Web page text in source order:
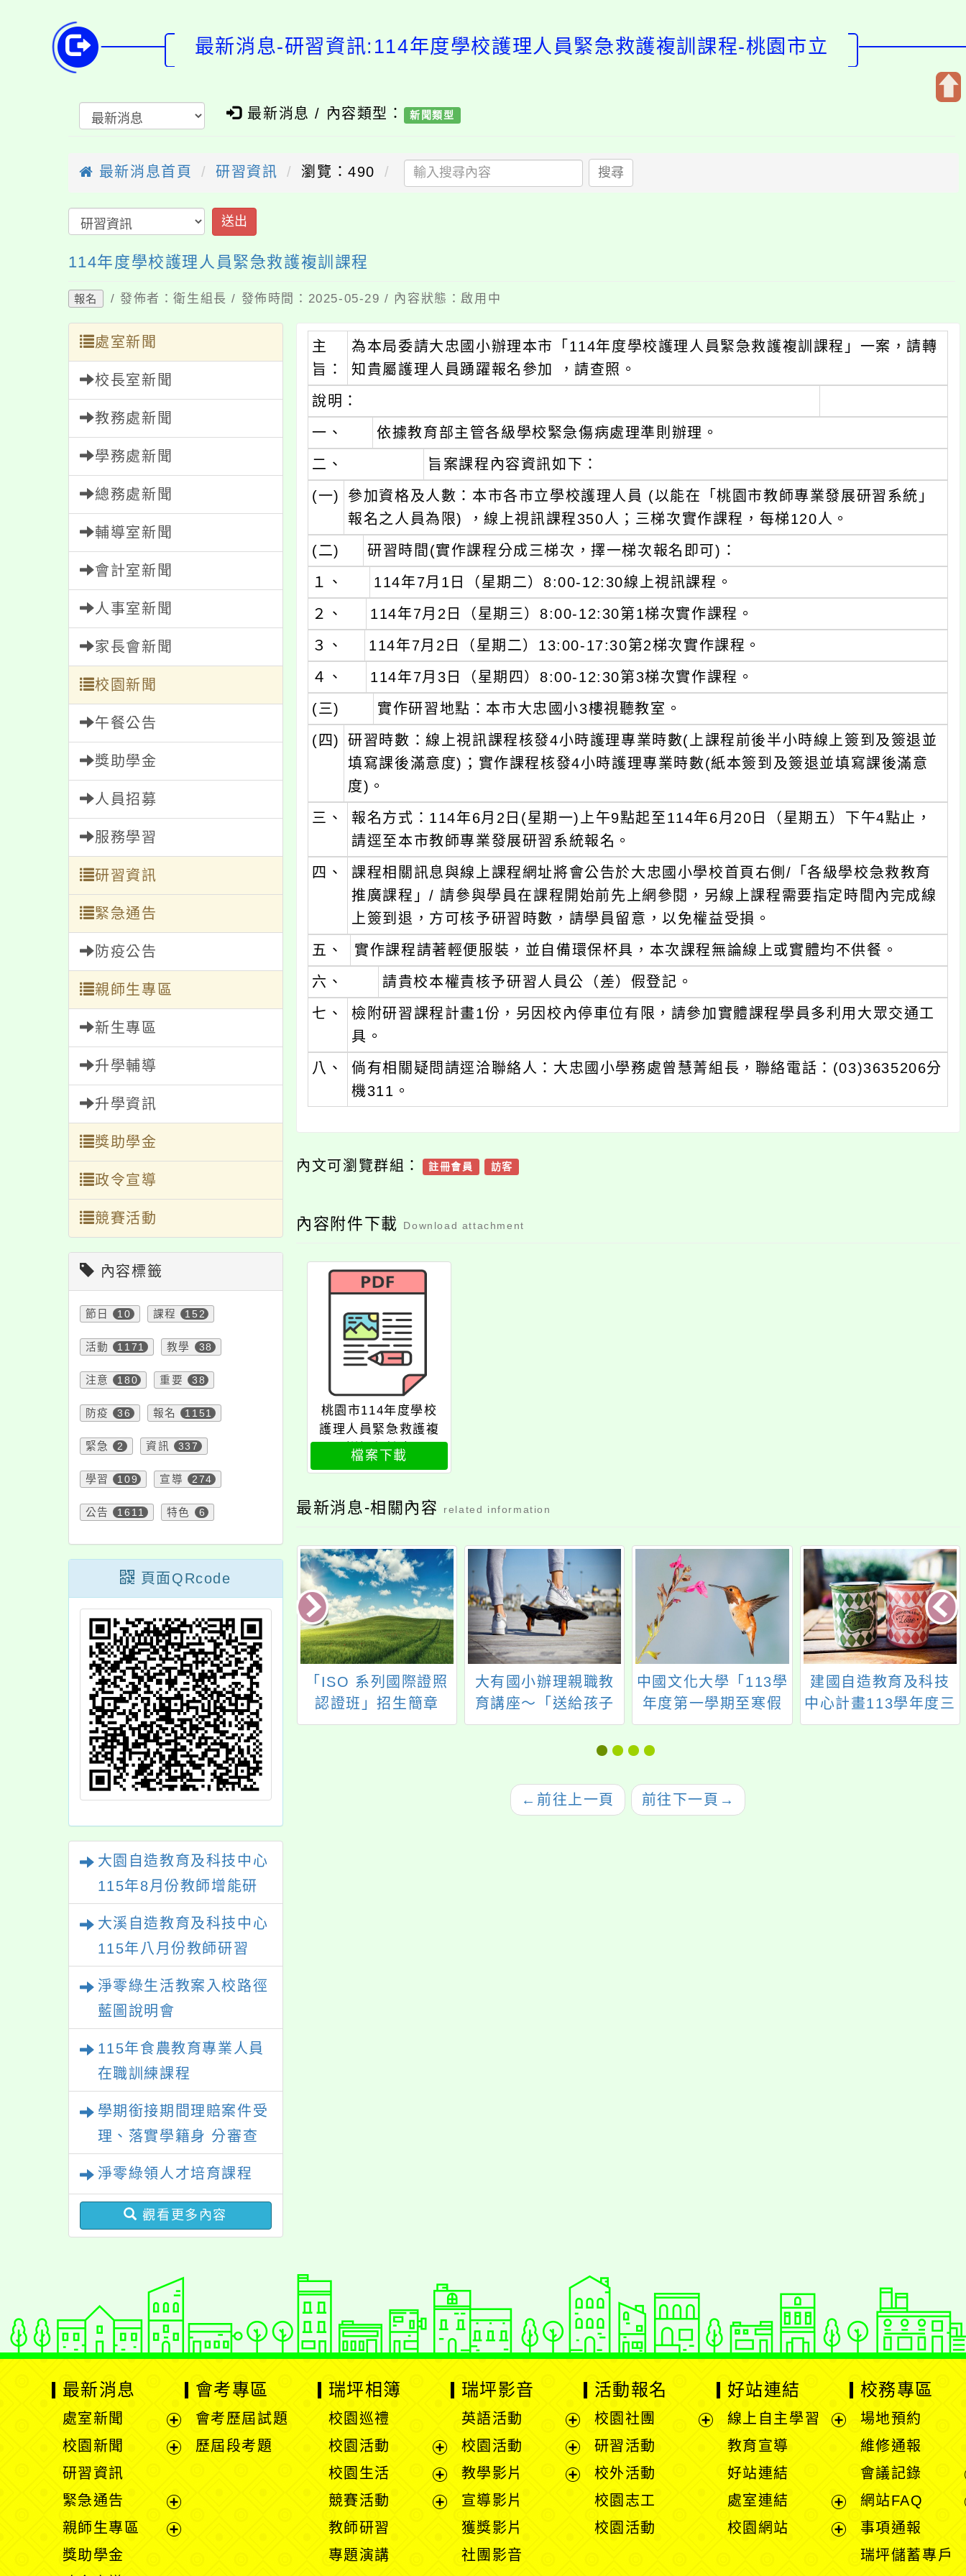
最新消息-研習資訊:114年度學校護理人員緊急救護複訓課程-桃園市立
最新消息 / 內容類型： 新聞類型
最新消息首頁 研習資訊 瀏覽：490 搜尋
送出
114年度學校護理人員緊急救護複訓課程
報名 / 發佈者：衛生組長 / 發佈時間：2025-05-29 / 內容狀態：啟用中
處室新聞
校長室新聞
教務處新聞
學務處新聞
總務處新聞
輔導室新聞
會計室新聞
人事室新聞
家長會新聞
校園新聞
午餐公告
獎助學金
人員招募
服務學習
研習資訊
緊急通告
防疫公告
親師生專區
新生專區
升學輔導
升學資訊
獎助學金
政令宣導
競賽活動
內容標籤
節日 10 課程 152
活動 1171 教學 38
注意 180 重要 38
防疫 36 報名 1151
緊急 2 資訊 337
學習 109 宣導 274
公告 1611 特色 6
頁面QRcode
大園自造教育及科技中心
115年8月份教師增能研
大溪自造教育及科技中心
115年八月份教師研習
淨零綠生活教案入校路徑
藍圖說明會
115年食農教育專業人員
在職訓練課程
學期銜接期間理賠案件受
理、落實學籍身 分審查
淨零綠領人才培育課程
觀看更多內容
主
旨：
為本局委請大忠國小辦理本市「114年度學校護理人員緊急救護複訓課程」一案，請轉
知貴屬護理人員踴躍報名參加 ，請查照。
說明：
一、
依據教育部主管各級學校緊急傷病處理準則辦理。
二、
旨案課程內容資訊如下：
(一)
參加資格及人數：本市各市立學校護理人員 (以能在「桃園市教師專業發展研習系統」
報名之人員為限) ，線上視訊課程350人；三梯次實作課程，每梯120人。
(二)
研習時間(實作課程分成三梯次，擇一梯次報名即可)：
１、
114年7月1日（星期二）8:00-12:30線上視訊課程。
２、
114年7月2日（星期三）8:00-12:30第1梯次實作課程。
３、
114年7月2日（星期二）13:00-17:30第2梯次實作課程。
４、
114年7月3日（星期四）8:00-12:30第3梯次實作課程。
(三)
實作研習地點：本市大忠國小3樓視聽教室。
(四)
研習時數：線上視訊課程核發4小時護理專業時數(上課程前後半小時線上簽到及簽退並
填寫課後滿意度)；實作課程核發4小時護理專業時數(紙本簽到及簽退並填寫課後滿意
度)。
三、
報名方式：114年6月2日(星期一)上午9點起至114年6月20日（星期五）下午4點止，
請逕至本市教師專業發展研習系統報名。
四、
課程相關訊息與線上課程網址將會公告於大忠國小學校首頁右側/「各級學校急救教育
推廣課程」/ 請參與學員在課程開始前先上網參閱，另線上課程需要指定時間內完成線
上簽到退，方可核予研習時數，請學員留意，以免權益受損。
五、
實作課程請著輕便服裝，並自備環保杯具，本次課程無論線上或實體均不供餐。
六、
請貴校本權責核予研習人員公（差）假登記。
七、
檢附研習課程計畫1份，另因校內停車位有限，請參加實體課程學員多利用大眾交通工
具。
八、
倘有相關疑問請逕洽聯絡人：大忠國小學務處曾慧菁組長，聯絡電話：(03)3635206分
機311。
內文可瀏覽群組： 註冊會員 訪客
內容附件下載 Download attachment
桃園市114年度學校
護理人員緊急救護複
訓課程計畫
檔案下載
最新消息-相關內容 related information
教育大學辦理
年數位教學講師
畫」系列課程-
學分享共備工
與線上講座
主旨：有關本校辦理
「114學年度書法教學
師資專業成長課程研
習」，詳如說明，請
查照。
「ISO 系列國際證照
認證班」招生簡章
大有國小辦理親職教
育講座～「送給孩子
最棒的禮物~自尊與自
信」，歡迎報名參
加。
中國文化大學「113學
年度第一學期至寒假
期間磨課師」線上研
習課程於教育部磨課
建國自造教育及科技
中心計畫113學年度三
月份教師增能研習
← 前往上一頁 前往下一頁 →
最新消息
處室新聞
展
單
校園新聞
選
單
研習資訊
緊急通告
展
親師生專區
獎助學金
會考專區
會考歷屆試題
歷屆段考題
瑞坪相簿
校園巡禮
校園活動
展
選
校園生活
展
競賽活動
教師研習
專題演講
瑞坪影音
英語活動
展
選
校園活動
展
教學影片
宣導影片
獲獎影片
社團影音
活動報名
校園社團
研習活動
校外活動
校園志工
校園活動
好站連結
線上自主學習
單
教育宣導
好站連結
處室連結
展
校園網站
校務專區
場地預約
維修通報
會議記錄
網站FAQ
事項通報
瑞坪儲蓄專戶